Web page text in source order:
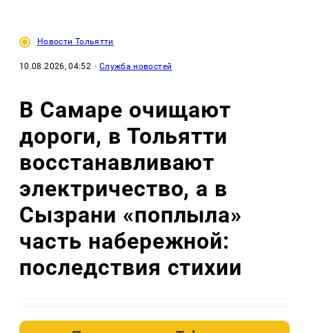
Новости Тольятти
10.08.2026, 04:52 · Служба новостей
В Самаре очищают
дороги, в Тольятти
восстанавливают
электричество, а в
Сызрани «поплыла»
часть набережной:
последствия стихии